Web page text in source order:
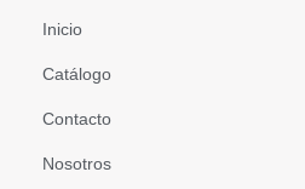
Inicio
Catálogo
Contacto
Nosotros